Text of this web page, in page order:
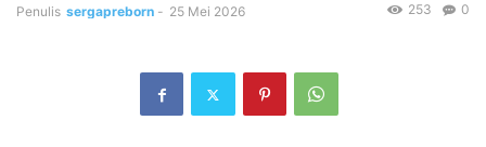
Penulis sergapreborn - 25 Mei 2026 0
253